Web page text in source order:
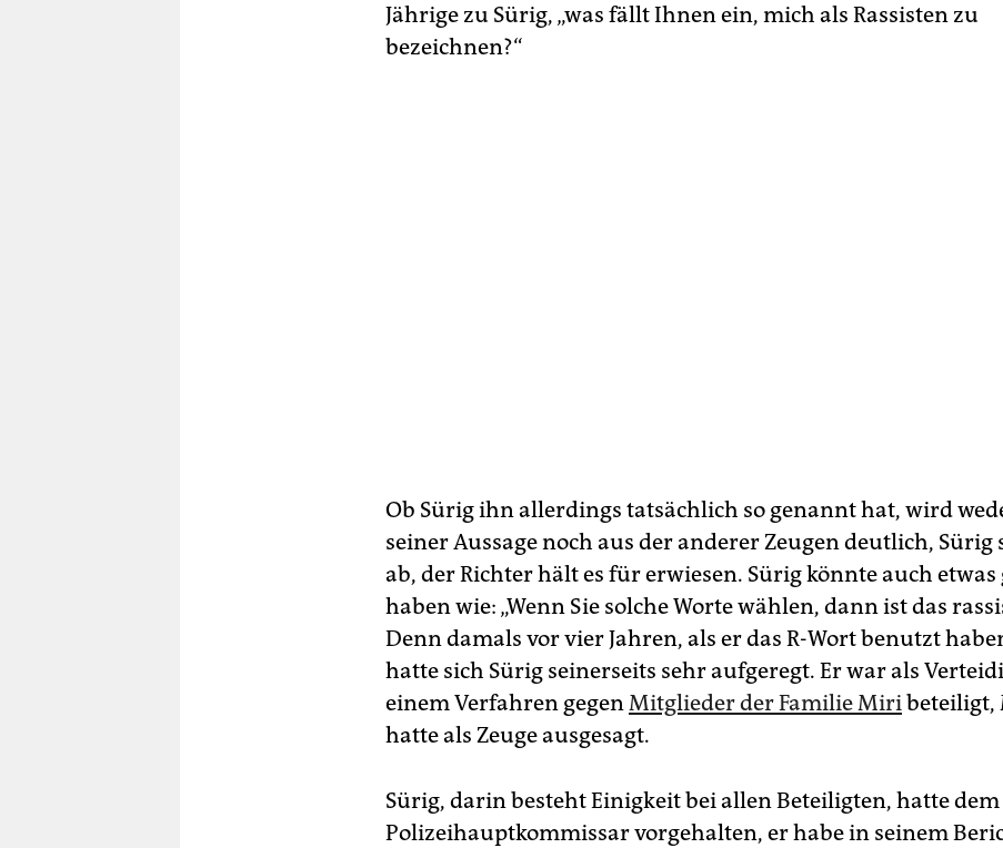
Jährige zu Sürig, „was fällt Ihnen ein, mich als Rassisten zu
bezeichnen?“
Ob Sürig ihn allerdings tatsächlich so genannt hat, wird
seiner Aussage noch aus der anderer Zeugen deutlich, Sürig
ab, der Richter hält es für erwiesen. Sürig könnte auch etwas
haben wie: „Wenn Sie solche Worte wählen, dann ist das
Denn damals vor vier Jahren, als er das R-Wort benutzt
hatte sich Sürig seinerseits sehr aufgeregt. Er war als
einem Verfahren gegenMitglieder der Familie Miribeteiligt,
hatte als Zeuge ausgesagt.
Sürig, darin besteht Einigkeit bei allen Beteiligten, hatte dem
Polizeihauptkommissar vorgehalten, er habe in seinem